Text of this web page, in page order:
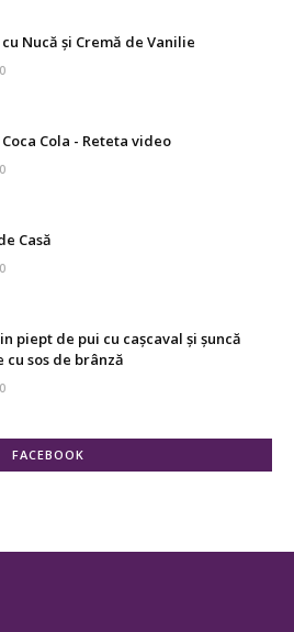
Nucă și Cremă de Vanilie
Cola - Reteta video
Casă
piept de pui cu cașcaval și șuncă
cu sos de brânză
FACEBOOK